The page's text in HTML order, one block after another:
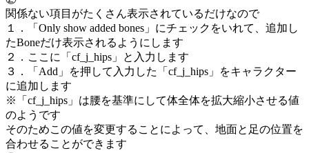
関係ない項目がたくさん表示されているだけなので
１．「Only show added bones」にチェックをいれて、追加し
たBoneだけ表示されるようにします
２．ここに「cf_j_hips」と入力します
３．「Add」を押して入力した「cf_j_hips」をキャラクター
に追加します
※「cf_j_hips」は腰を基準にして体全体を拡大縮小させる値
のようです
そのためこの値を変更することによって、地面と足の位置を
合わせることができます